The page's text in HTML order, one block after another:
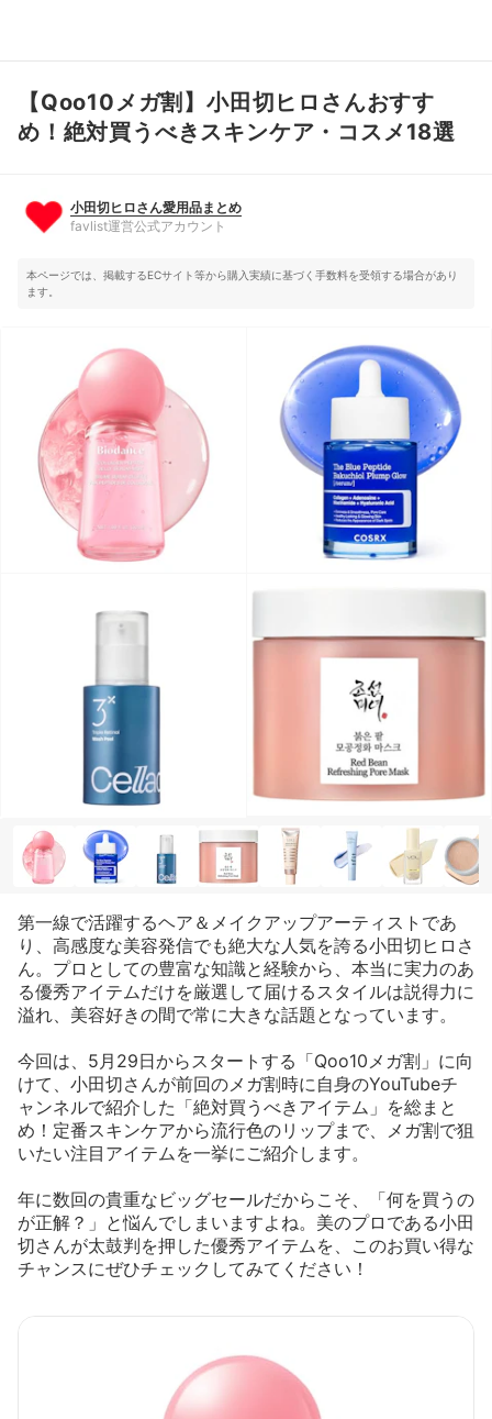
小田切ヒロさん愛用品まとめ
favlist運営公式アカウント
【Qoo10メガ割】小田切ヒロさんおすす
め！絶対買うべきスキンケア・コスメ18選
小田切ヒロさん愛用品まとめ
favlist運営公式アカウント
本ページでは、掲載するECサイト等から購入実績に基づく手数料を受領する場合があり
ます。
第一線で活躍するヘア＆メイクアップアーティストであ
り、高感度な美容発信でも絶大な人気を誇る小田切ヒロさ
ん。プロとしての豊富な知識と経験から、本当に実力のあ
る優秀アイテムだけを厳選して届けるスタイルは説得力に
溢れ、美容好きの間で常に大きな話題となっています。
今回は、5月29日からスタートする「Qoo10メガ割」に向
けて、小田切さんが前回のメガ割時に自身のYouTubeチ
ャンネルで紹介した「絶対買うべきアイテム」を総まと
め！定番スキンケアから流行色のリップまで、メガ割で狙
いたい注目アイテムを一挙にご紹介します。
年に数回の貴重なビッグセールだからこそ、「何を買うの
が正解？」と悩んでしまいますよね。美のプロである小田
切さんが太鼓判を押した優秀アイテムを、このお買い得な
チャンスにぜひチェックしてみてください！